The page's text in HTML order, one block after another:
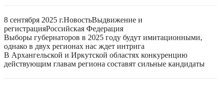
8 сентября 2025 г.НовостьВыдвижение и
регистрацияРоссийская Федерация
Выборы губернаторов в 2025 году будут имитационными,
однако в двух регионах нас ждет интрига
В Архангельской и Иркутской областях конкуренцию
действующим главам региона составят сильные кандидаты